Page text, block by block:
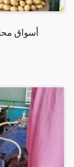
أسواق